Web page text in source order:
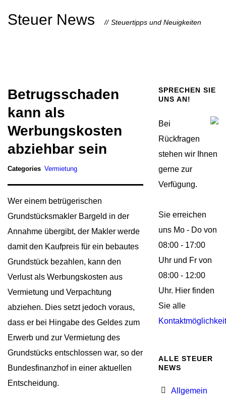
Steuer News Steuertipps und Neuigkeiten
Betrugsschaden
kann als
Werbungskosten
abziehbar sein
Categories Vermietung
Wer einem betrügerischen
Grundstücksmakler Bargeld in der
Annahme übergibt, der Makler werde
damit den Kaufpreis für ein bebautes
Grundstück bezahlen, kann den
Verlust als Werbungskosten aus
Vermietung und Verpachtung
abziehen. Dies setzt jedoch voraus,
dass er bei Hingabe des Geldes zum
Erwerb und zur Vermietung des
Grundstücks entschlossen war, so der
Bundesfinanzhof in einer aktuellen
Entscheidung.
SPRECHEN SIE
UNS AN!
Bei
Rückfragen
stehen wir Ihnen
gerne zur
Verfügung.
Sie erreichen
uns Mo - Do von
08:00 - 17:00
Uhr und Fr von
08:00 - 12:00
Uhr. Hier finden
Sie alle
ALLE STEUER
NEWS
Allgemein